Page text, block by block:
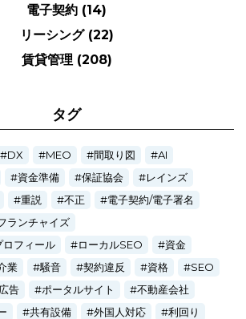
電子契約 (14)
リーシング (22)
賃貸管理 (208)
タグ
DX MEO 間取り図
AI
資金準備 保証協会
レインズ
重説 不正
電子契約/電子署名
ランチャイズ
フィール
ローカルSEO
資金
業 騒音 契約違反 資格
SEO
広告 ポータルサイト
不動産会社
共有設備 外国人対応
利回り